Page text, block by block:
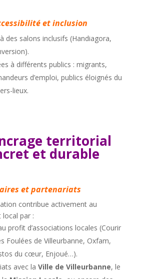
et inclusion
des salons inclusifs (Handiagora,
à différents publics : migrants,
d’emploi, publics éloignés du
lieux.
territorial
et durable
et partenariats
contribue activement au
local par :
profit d’associations locales (Courir
Foulées de Villeurbanne, Oxfam,
du cœur, Enjoué…).
avec la Ville de Villeurbanne, le